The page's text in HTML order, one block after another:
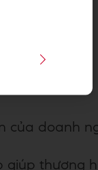
của doanh
giúp thương